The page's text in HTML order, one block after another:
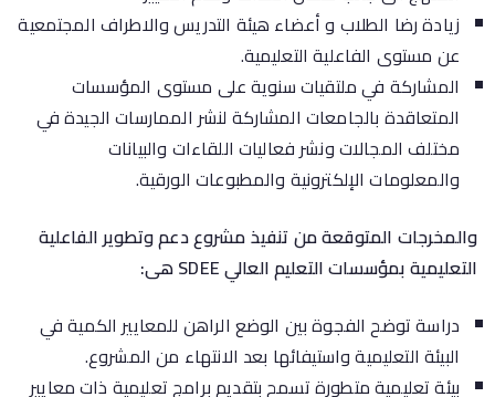
زيادة رضا الطلاب و أعضاء هيئة التدريس والاطراف المجتمعية
عن مستوى الفاعلية التعليمية.
المشاركة في ملتقيات سنوية على مستوى المؤسسات
المتعاقدة بالجامعات المشاركة لنشر الممارسات الجيدة في
مختلف المجالات ونشر فعاليات اللقاءات والبيانات
والمعلومات الإلكترونية والمطبوعات الورقية.
والمخرجات المتوقعة من تنفيذ مشروع دعم وتطوير الفاعلية
التعليمية بمؤسسات التعليم العاليSDEEهى:
دراسة توضح الفجوة بين الوضع الراهن للمعايير الكمية في
البيئة التعليمية واستيفائها بعد الانتهاء من المشروع.
بيئة تعليمية متطورة تسمح بتقديم برامج تعليمية ذات معايير